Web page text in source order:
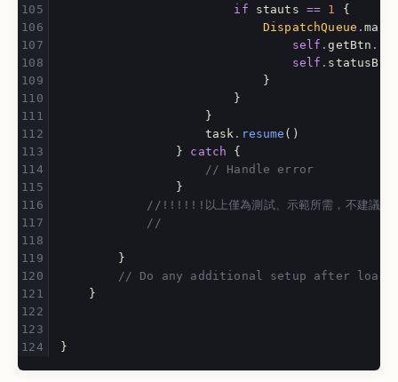
if stauts == 1
{
DispatchQueue .main
self .getBtn .
self . statusBtn
}
}
}
task . resume ()
}
catch
{
// Handle error
}
//!!!!!!以上僅為測試、示範所需，不建議
//
}
// Do any additional setup after
}
}